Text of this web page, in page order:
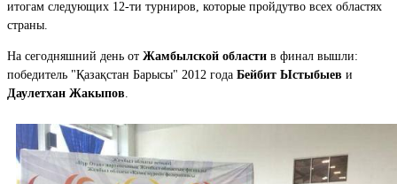
итогам следующих 12-ти турниров, которые пройдутво всех областях
страны.
На сегодняшний день от Жамбылской области в финал вышли:
победитель "Қазақстан Барысы" 2012 года Бейбит Ыстыбыев и
Даулетхан Жакыпов